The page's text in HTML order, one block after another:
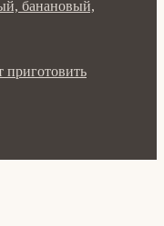
банановый,
приготовить